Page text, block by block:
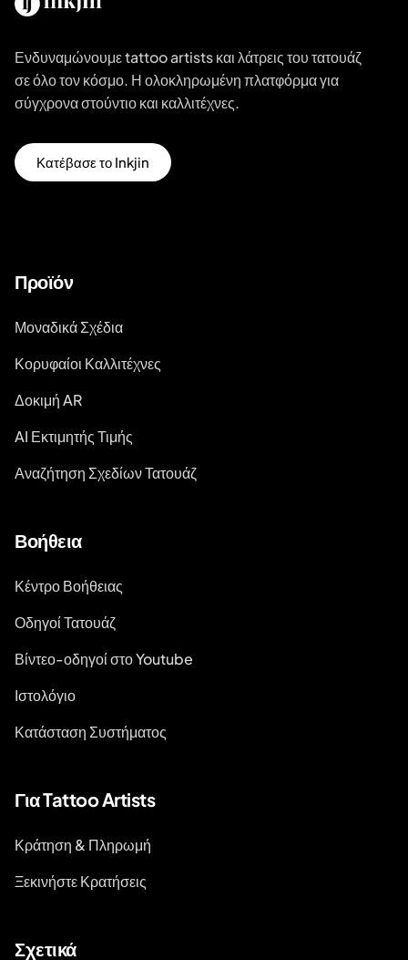
Ενδυναμώνουμε tattoo artists και λάτρεις του τατουάζ
σε όλο τον κόσμο. Η ολοκληρωμένη πλατφόρμα για
σύγχρονα στούντιο και καλλιτέχνες.
Κατέβασε το Inkjin
Προϊόν
Μοναδικά Σχέδια
Κορυφαίοι Καλλιτέχνες
Δοκιμή AR
AI Εκτιμητής Τιμής
Αναζήτηση Σχεδίων Τατουάζ
Βοήθεια
Κέντρο Βοήθειας
Οδηγοί Τατουάζ
Βίντεο-οδηγοί στο Youtube
Ιστολόγιο
Κατάσταση Συστήματος
Για Tattoo Artists
Κράτηση & Πληρωμή
Ξεκινήστε Κρατήσεις
Σχετικά